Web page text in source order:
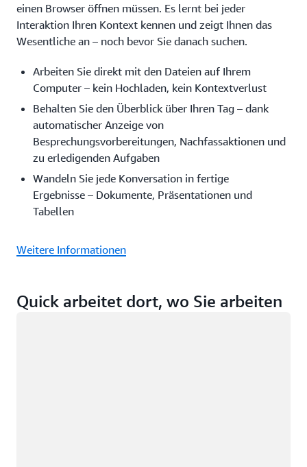
einen Browser öffnen müssen. Es lernt bei jeder
Interaktion Ihren Kontext kennen und zeigt Ihnen das
Wesentliche an – noch bevor Sie danach suchen.
Arbeiten Sie direkt mit den Dateien auf Ihrem
Computer – kein Hochladen, kein Kontextverlust
Behalten Sie den Überblick über Ihren Tag – dank
automatischer Anzeige von
Besprechungsvorbereitungen, Nachfassaktionen und
zu erledigenden Aufgaben
Wandeln Sie jede Konversation in fertige
Ergebnisse – Dokumente, Präsentationen und
Tabellen
Weitere Informationen
Quick arbeitet dort, wo Sie arbeiten